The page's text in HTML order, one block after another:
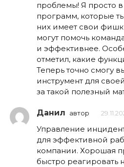
проблемы! Я просто в
программ, которые
них имеет свои
могут помочь
и эффективнее.
отметил, какие
Теперь точно смогу
инструмент для
за такой полезный
Данил автор
Управление
для эффективной
компании. Хорошая
быстро реагировать